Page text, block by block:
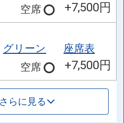
空席
+7,500円
グリーン
座席表
空席
+7,500円
らに見る